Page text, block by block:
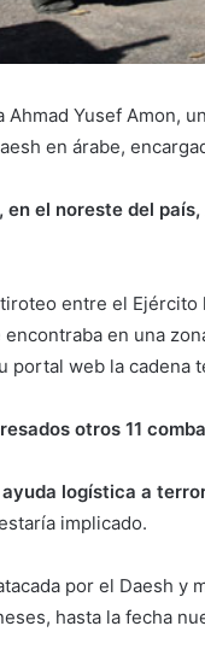
Yusef Amon,
en árabe,
el noreste del
entre el
en una
portal web la cadena
otros 11
logística a
implicado.
por el Daesh y
hasta la fecha